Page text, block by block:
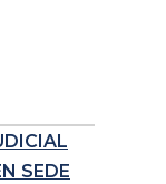
SEDE